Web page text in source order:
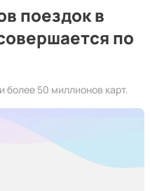
поездок в
по
более 50 миллионов карт.